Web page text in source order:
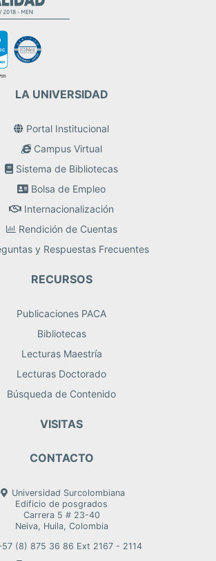
LA UNIVERSIDAD
Portal Institucional
Campus Virtual
Sistema de Bibliotecas
Bolsa de Empleo
Internacionalización
Rendición de Cuentas
y Respuestas Frecuentes
RECURSOS
Publicaciones PACA
Bibliotecas
Lecturas Maestría
Lecturas Doctorado
Búsqueda de Contenido
VISITAS
CONTACTO
Universidad Surcolombiana
Edificio de posgrados
Carrera 5 # 23-40
Neiva, Huila, Colombia
(8) 875 36 86 Ext 2167 - 2114